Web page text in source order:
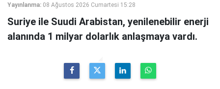
Yayınlanma: 08 Ağustos 2026 Cumartesi 15:28
Suriye ile Suudi Arabistan, yenilenebilir enerji
alanında 1 milyar dolarlık anlaşmaya vardı.